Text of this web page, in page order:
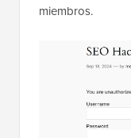
miembros.